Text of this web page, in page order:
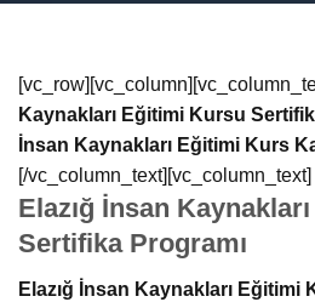
Kaynakları Eğitimi Kursu
İnsan Kaynakları Eğitimi Kurs
[/vc_column_text][vc_column_text]
Elazığ İnsan
Sertifika Programı
Elazığ İnsan Kaynakları Eğitimi